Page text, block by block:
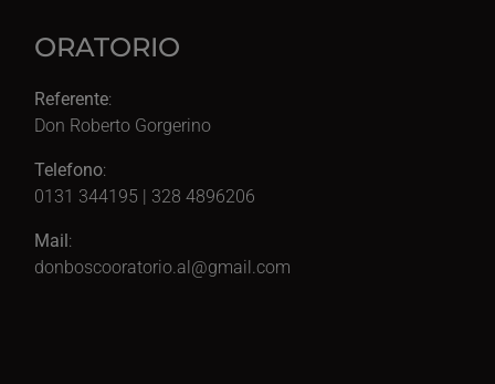
ORATORIO
Referente:
Don Roberto Gorgerino
Telefono:
0131 344195 | 328 4896206
Mail:
donboscooratorio.al@gmail.com